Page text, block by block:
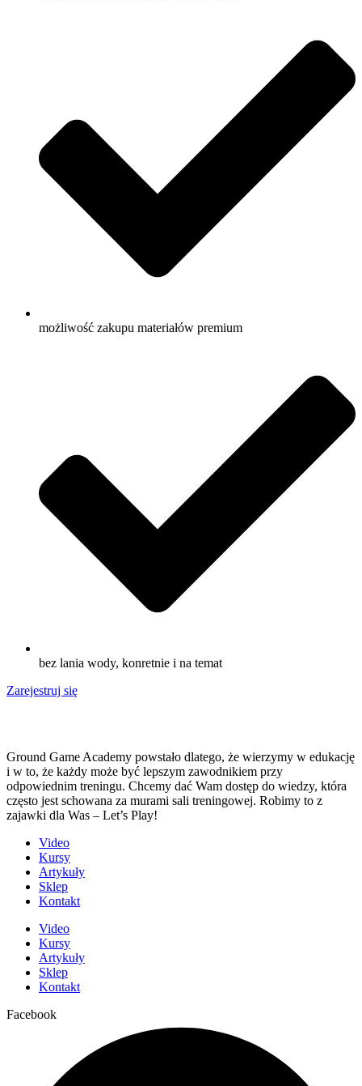
możliwość zakupu materiałów premium
bez lania wody, konretnie i na temat
Zarejestruj się
Ground Game Academy powstało dlatego, że wierzymy w edukację
i w to, że każdy może być lepszym zawodnikiem przy
odpowiednim treningu. Chcemy dać Wam dostęp do wiedzy, która
często jest schowana za murami sali treningowej. Robimy to z
zajawki dla Was – Let’s Play!
Video
Kursy
Artykuły
Sklep
Kontakt
Video
Kursy
Artykuły
Sklep
Kontakt
Facebook